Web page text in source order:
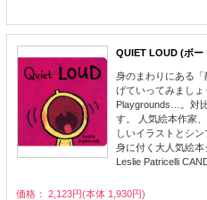
QUIET LOUD (ボー
身のまわりにある
げていってみましょ
Playgrounds…。対
す。 人気絵本作家
しいイラストとシ
身に付く大人気絵
Leslie Patricelli
価格： 2,123円(本体 1,930円)